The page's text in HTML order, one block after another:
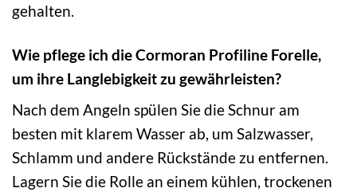
gehalten.
Wie pflege ich die Cormoran Profiline Forelle,
um ihre Langlebigkeit zu gewährleisten?
Nach dem Angeln spülen Sie die Schnur am
besten mit klarem Wasser ab, um Salzwasser,
Schlamm und andere Rückstände zu entfernen.
Lagern Sie die Rolle an einem kühlen, trockenen